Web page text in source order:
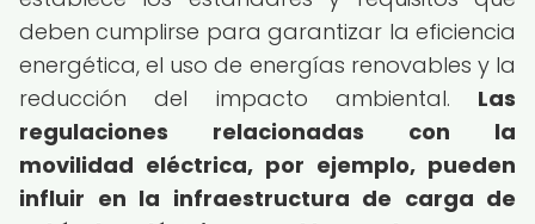
deben cumplirse para garantizar la eficiencia
energética, el uso de energías renovables y la
reducción del impacto ambiental. Las
regulaciones relacionadas con la
movilidad eléctrica, por ejemplo, pueden
influir en la infraestructura de carga de